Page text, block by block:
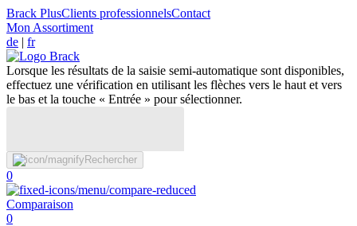
Brack PlusClients professionnelsContact
Mon Assortiment
de | fr
Lorsque les résultats de la saisie semi-automatique sont disponibles,
effectuez une vérification en utilisant les flèches vers le haut et vers
le bas et la touche « Entrée » pour sélectionner.
Rechercher
0
Comparaison
0